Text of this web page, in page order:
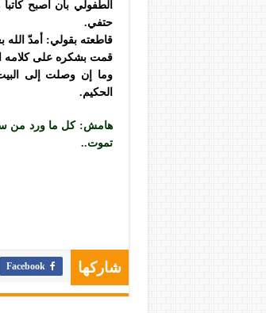
الطفولي بأن أصبح
حتفي.
قاطعته بقولي: أمدّ
قمت بشكره على كلامه
وما إن وصلت إلى
الحكيم.
هامش: كل ما ورد من
تموت..
شاركها Facebook